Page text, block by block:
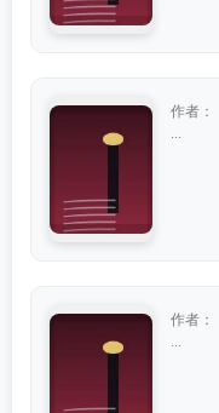
作者：
作者：